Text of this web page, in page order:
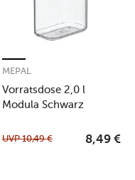
Vorratsdose 2,0 l
Modula Schwarz
MEPAL
UVP10,49 € 8,49 €